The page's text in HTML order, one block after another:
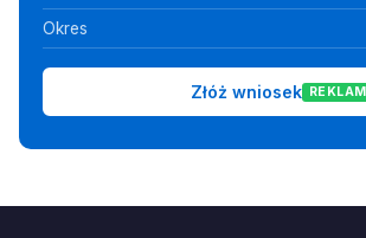
Okres
Złóż wniosek